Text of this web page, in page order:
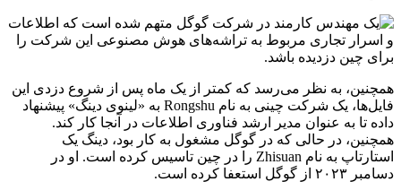
همچنین، به نظر می‌رسد که کمتر از یک ماه پس از شروع دزدی این
فایل‌ها، یک شرکت چینی به نام Rongshu به «لینوی دینگ» پیشنهاد
داده تا به عنوان مدیر ارشد فناوری اطلاعات در آنجا کار کند.
همچنین، در حالی که در گوگل مشغول به کار بود، دینگ یک
استارتاپ به نام Zhisuan را در چین تاسیس کرده است. او در
دسامبر ۲۰۲۳ از گوگل استعفا کرده است.